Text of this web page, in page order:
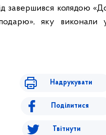
завершився колядою
яку виконали
Надрукувати
Поділитися
Твітнути